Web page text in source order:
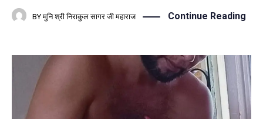
BY मुनि श्री निराकुल सागर जी महाराज Continue Reading